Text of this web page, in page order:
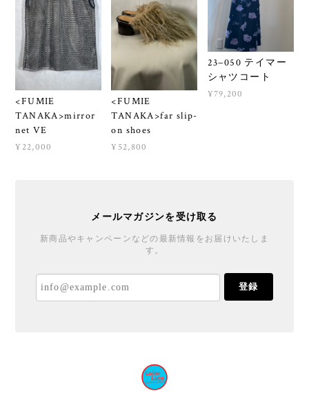
<FUMIE
TANAKA>mirror
net VE
¥22,000
<FUMIE
TANAKA>far slip-
on shoes
¥52,800
23−050 テイマー
シャツコート
¥79,200
メールマガジンを受け取る
新商品やキャンペーンなどの最新情報をお届けいたしま
す。
登録